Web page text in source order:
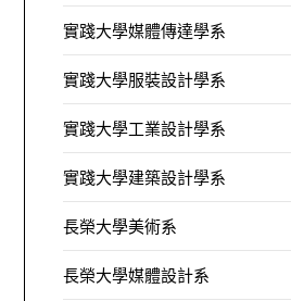
實踐大學媒體傳達學系
實踐大學服裝設計學系
實踐大學工業設計學系
實踐大學建築設計學系
長榮大學美術系
長榮大學媒體設計系